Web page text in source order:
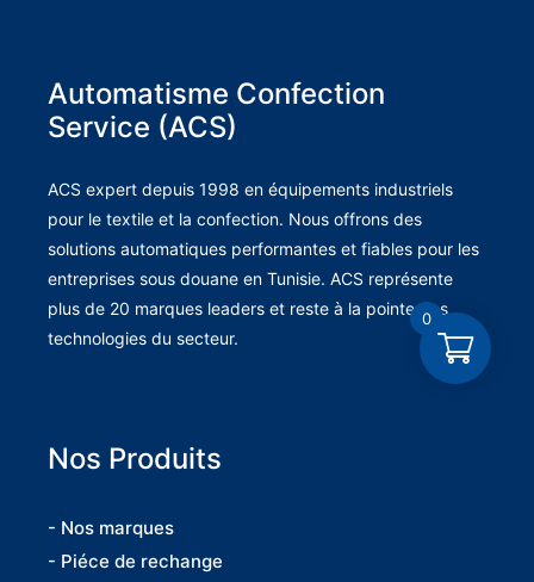
Automatisme Confection
Service (ACS)
ACS expert depuis 1998 en équipements industriels
pour le textile et la confection. Nous offrons des
solutions automatiques performantes et fiables pour les
entreprises sous douane en Tunisie. ACS représente
plus de 20 marques leaders et reste à la pointe des
technologies du secteur.
Nos Produits
- Nos marques
- Piéce de rechange
0